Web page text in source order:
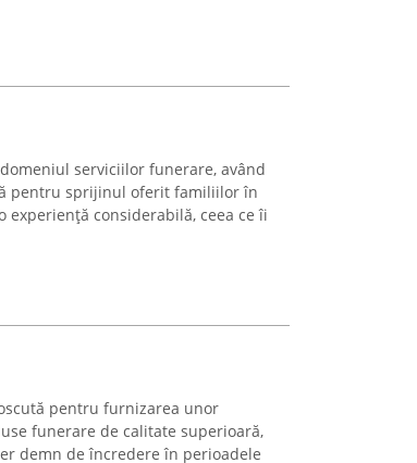
serviciilor funerare, având
pentru sprijinul oferit familiilor în
considerabilă, ceea ce îi
pentru furnizarea unor
funerare de calitate superioară,
demn de încredere în perioadele